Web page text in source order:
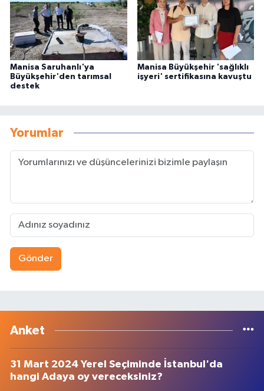
Manisa Saruhanlı'ya
Büyükşehir'den tarımsal
destek
Manisa Büyükşehir 'sağlıklı
işyeri' sertifikasına kavuştu
Yorumlar
Gönder
Anket
31 Mart 2024 Yerel Seçiminde İstanbul'da
hangi Adaya oy vereceksiniz?